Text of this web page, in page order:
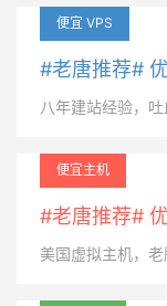
便宜 VPS
#老唐推荐#
八年建站经验，
便宜主机
#老唐推荐#
美国虚拟主机，